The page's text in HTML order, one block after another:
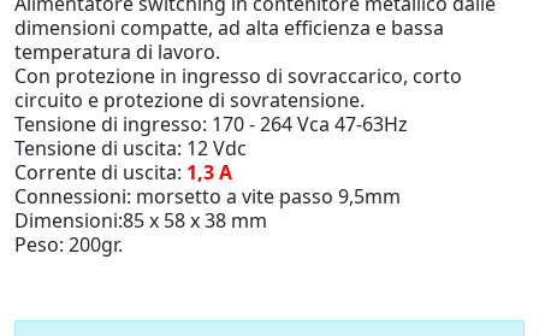
dimensioni compatte, ad alta efficienza e bassa
temperatura di lavoro.
Con protezione in ingresso di sovraccarico, corto
circuito e protezione di sovratensione.
Tensione di ingresso: 170 - 264 Vca 47-63Hz
Tensione di uscita: 12 Vdc
Corrente di uscita: 1,3 A
Connessioni: morsetto a vite passo 9,5mm
Dimensioni:85 x 58 x 38 mm
Peso: 200gr.